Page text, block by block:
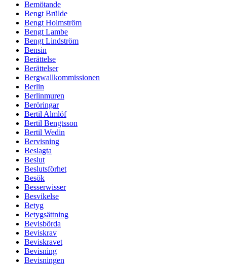
Bemötande
Bengt Brülde
Bengt Holmström
Bengt Lambe
Bengt Lindström
Bensin
Berättelse
Berättelser
Bergwallkommissionen
Berlin
Berlinmuren
Beröringar
Bertil Almlöf
Bertil Bengtsson
Bertil Wedin
Bervisning
Beslagta
Beslut
Beslutsförhet
Besök
Besserwisser
Besvikelse
Betyg
Betygsättning
Bevisbörda
Beviskrav
Beviskravet
Bevisning
Bevisningen